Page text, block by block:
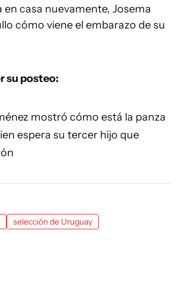
en casa nuevamente, Josema
cómo viene el embarazo de su
su posteo:
mostró cómo está la panza
espera su tercer hijo que
selección de Uruguay